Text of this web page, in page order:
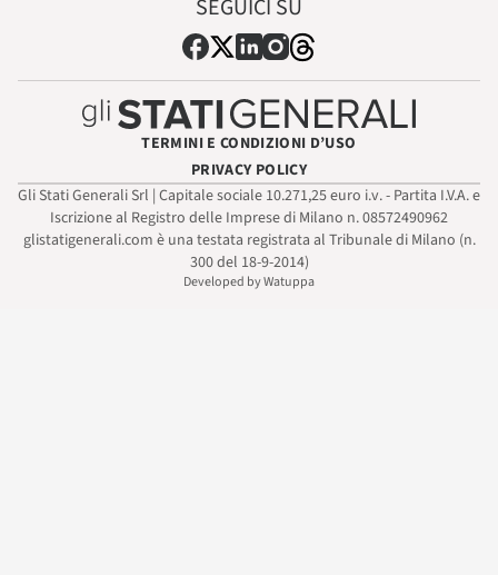
SEGUICI SU
TERMINI E CONDIZIONI D’USO
PRIVACY POLICY
Gli Stati Generali Srl | Capitale sociale 10.271,25 euro i.v. - Partita I.V.A. e
Iscrizione al Registro delle Imprese di Milano n. 08572490962
glistatigenerali.com è una testata registrata al Tribunale di Milano (n.
300 del 18-9-2014)
Developed by Watuppa